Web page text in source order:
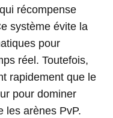
récompense
système évite la
pour
réel. Toutefois,
rapidement que le
pour dominer
les arènes PvP.